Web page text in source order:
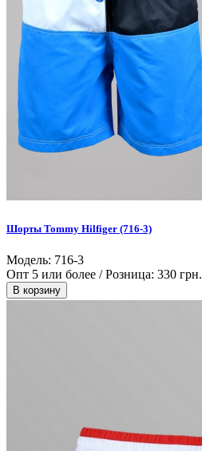
Шорты Tommy Hilfiger (716-3)
Модель: 716-3
Опт 5 или более / Розница: 330 грн.
В корзину